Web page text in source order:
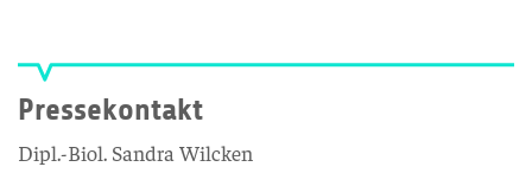
Pressekontakt
Dipl.-Biol. Sandra Wilcken